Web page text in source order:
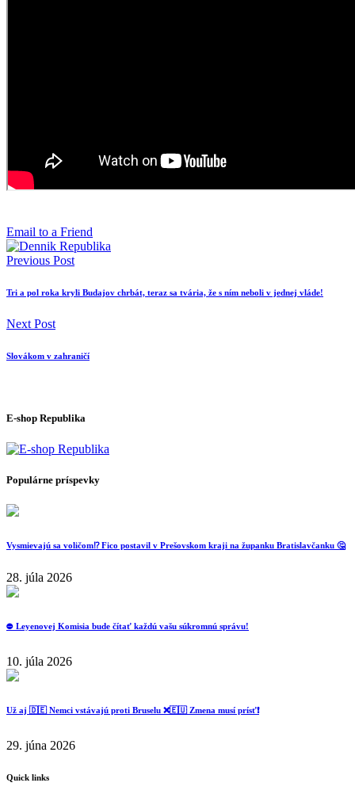
Email to a Friend
Previous Post
Tri a pol roka kryli Budajov chrbát, teraz sa tvária, že s ním neboli v jednej vláde!
Next Post
Slovákom v zahraničí
E-shop Republika
Populárne príspevky
Vysmievajú sa voličom⁉️ Fico postavil v Prešovskom kraji na županku Bratislavčanku 🤔
28. júla 2026
⛔️ Leyenovej Komisia bude čítať každú vašu súkromnú správu!
10. júla 2026
Už aj 🇩🇪 Nemci vstávajú proti Bruselu ❌️🇪🇺 Zmena musí prísť❗️
29. júna 2026
Quick links